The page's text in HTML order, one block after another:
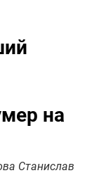
на
Станислав